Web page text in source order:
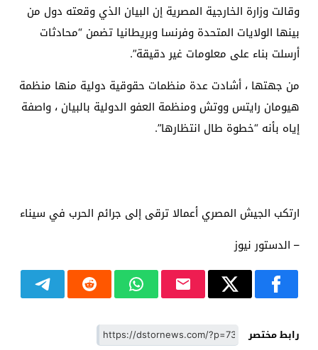
وقالت وزارة الخارجية المصرية إن البيان الذي وقعته دول من
بينها الولايات المتحدة وفرنسا وبريطانيا تضمن “محادثات
أرسلت بناء على معلومات غير دقيقة”.
من جهتها ، أشادت عدة منظمات حقوقية دولية منها منظمة
هيومان رايتس ووتش ومنظمة العفو الدولية بالبيان ، واصفة
إياه بأنه “خطوة طال انتظارها”.
ارتكب الجيش المصري أعمالا ترقى إلى جرائم الحرب في سيناء
– الدستور نيوز
رابط مختصر